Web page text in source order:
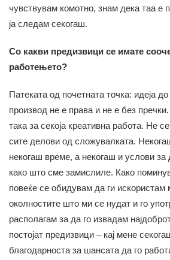
чувствувам комотно, знам дека таа е
ја следам секогаш.
Со какви предизвици се имате
работењето?
Патеката од почетната точка: идеја
производ не е права и не е без
така за секоја креативна работа. Не
сите делови од сложувалката.
некогаш време, а некогаш и услови
како што сме замислиле. Како
повеќе се обидувам да ги искористам
околностите што ми се нудат и го
располагам за да го извадам
постојат предизвици – кај мене
благодарноста за шансата да го